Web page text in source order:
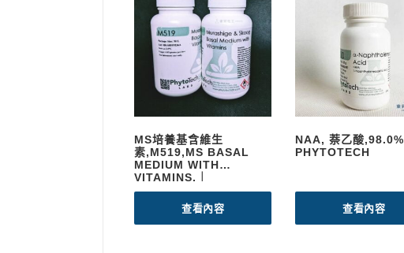
MS培養基含維生
素,M519,MS BASAL
MEDIUM WITH
VITAMINS,｜
PHYTOTECH出品
查看內容
NAA, 萘乙酸,98.0% |
PHYTOTECH
查看內容